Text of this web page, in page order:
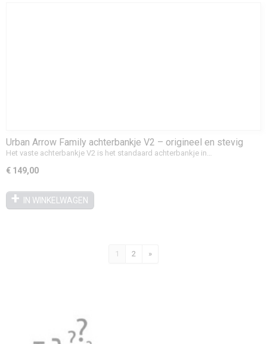
Urban Arrow Family achterbankje V2 – origineel en stevig
Het vaste achterbankje V2 is het standaard achterbankje in…
€ 149,00
IN WINKELWAGEN
1 2 »